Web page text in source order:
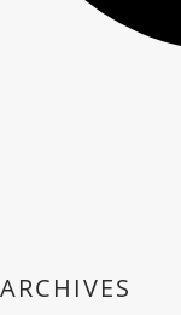
ARCHIVES